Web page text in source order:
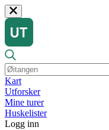
Kart
Utforsker
Mine turer
Huskelister
Logg inn